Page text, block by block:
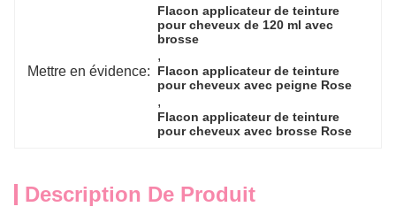
Mettre en évidence:
Flacon applicateur de teinture
pour cheveux de 120 ml avec
brosse
,
Flacon applicateur de teinture
pour cheveux avec peigne Rose
,
Flacon applicateur de teinture
pour cheveux avec brosse Rose
Description De Produit